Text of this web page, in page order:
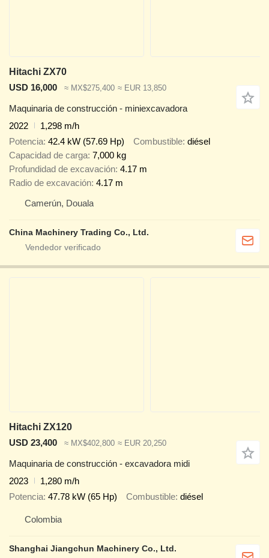
Hitachi ZX70
USD 16,000
≈ MX$275,400 ≈ EUR 13,850
Maquinaria de construcción - miniexcavadora
2022
1,298 m/h
Potencia 42.4 kW (57.69 Hp) Combustible diésel
Capacidad de carga 7,000 kg
Profundidad de excavación 4.17 m
Radio de excavación 4.17 m
Camerún, Douala
China Machinery Trading Co., Ltd.
Hitachi ZX120
USD 23,400
≈ MX$402,800 ≈ EUR 20,250
Maquinaria de construcción - excavadora midi
2023
1,280 m/h
Potencia 47.78 kW (65 Hp) Combustible diésel
Colombia
Shanghai Jiangchun Machinery Co., Ltd.